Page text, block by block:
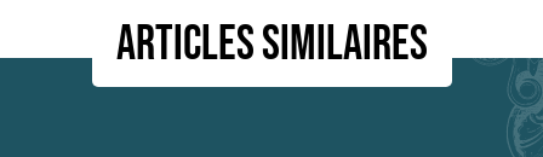
Articles similaires